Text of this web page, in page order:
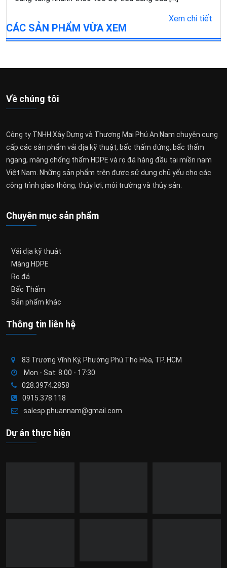
Xem chi tiết
CÁC SẢN PHẨM VỪA XEM
Về chúng tôi
Công ty TNHH Xây Dựng và Thương Mại Phú An Nam chuyên cung
cấp các sản phẩm vải địa kỹ thuật, bấc thấm đứng, bấc thấm
ngang, màng chống thấm HDPE và rọ đá hàng đầu tại miền nam
Việt Nam. Những sản phẩm trên được sử dụng chủ yếu cho các
công trình giao thông, thủy lợi, môi trường và thủy sản.
Chuyên mục sản phẩm
Vải địa kỹ thuật
Màng HDPE
Rọ đá
Bấc Thấm
Sản phẩm khác
Thông tin liên hệ
83 Trương Vĩnh Ký, Phường Phú Thọ Hòa, TP. HCM
Mon - Sat: 8:00 - 17:30
028.3974.2858
0915.378.118
salesp.phuannam@gmail.com
Dự án thực hiện